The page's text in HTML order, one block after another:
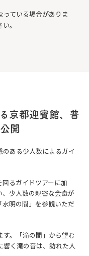
ている場合がありま
。
京都迎賓館、普
開
ある少人数によるガイ
るガイドツアーに加
少人数の親密な会食が
明の間」を参観いただ
す。「滝の間」から望む
く滝の音は、訪れた人